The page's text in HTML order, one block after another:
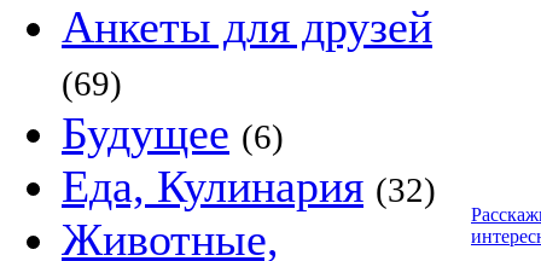
Анкеты для друзей
(69)
Будущее (6)
Еда, Кулинария (32)
Животные,